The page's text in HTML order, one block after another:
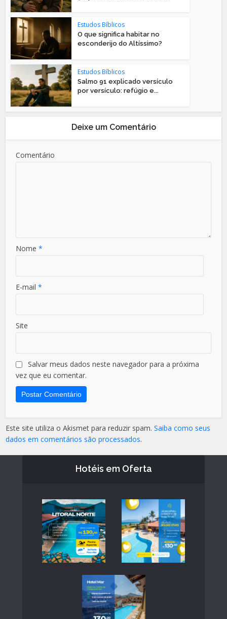
Estudos Bíblicos
O que significa habitar no
esconderijo do Altíssimo?
Estudos Bíblicos
Salmo 91 explicado versículo
por versículo: refúgio e...
Deixe um Comentário
Comentário
Nome*
E-mail*
Site
Salvar meus dados neste navegador para a próxima
vez que eu comentar.
Este site utiliza o Akismet para reduzir spam.Saiba como seus
dados em comentários são processados.
Hotéis em Oferta